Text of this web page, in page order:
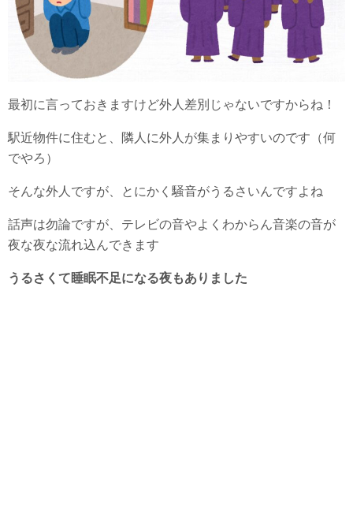
最初に言っておきますけど外人差別じゃないですからね！
駅近物件に住むと、隣人に外人が集まりやすいのです（何
でやろ）
そんな外人ですが、とにかく騒音がうるさいんですよね
話声は勿論ですが、テレビの音やよくわからん音楽の音が
夜な夜な流れ込んできます
うるさくて睡眠不足になる夜もありました